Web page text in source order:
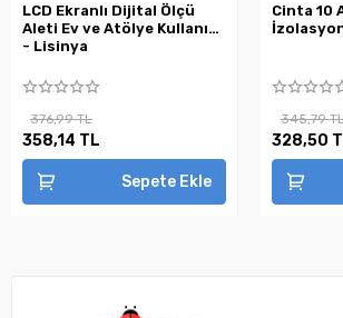
LCD Ekranlı Dijital Ölçü
Aleti Ev ve Atölye Kullanımı
- Lisinya
376,99 TL
358,14 TL
Sepete Ekle
Cinta 10
345,79
328,50